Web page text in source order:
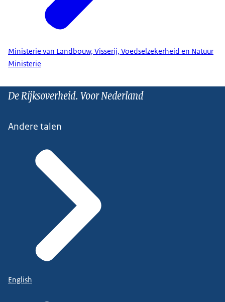
Ministerie van Landbouw, Visserij, Voedselzekerheid en Natuur
Ministerie
De Rijksoverheid. Voor Nederland
Andere talen
English